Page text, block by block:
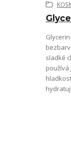
sladké